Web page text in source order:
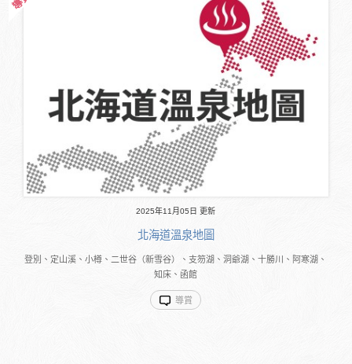
2025年11月05日 更新
北海道溫泉地圖
登別、定山溪、小樽、二世谷（新雪谷）、支笏湖、洞爺湖、十勝川、阿寒湖、
知床、函館
導賞